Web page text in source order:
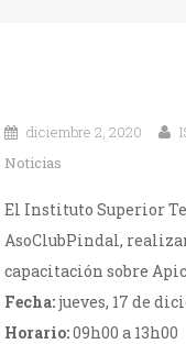
diciembre 2, 2020
Noticias
El Instituto Superior
AsoClubPindal,
capacitación sobre
Fecha:jueves, 17 de
Horario:09h00 a 13h00